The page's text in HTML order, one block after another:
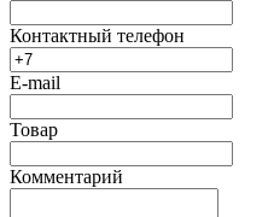
Контактный телефон
E-mail
Товар
Комментарий